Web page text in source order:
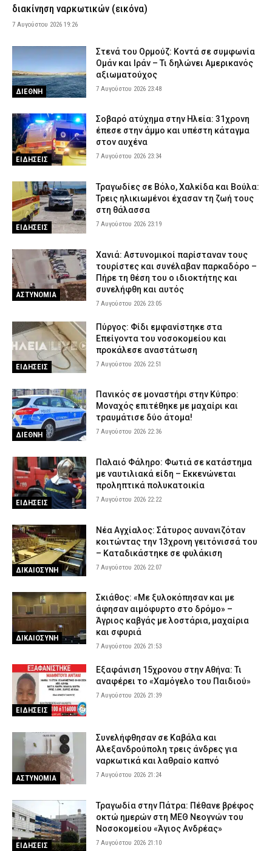
Θεσσαλονίκη: Πρώην συνδικαλιστής της ΕΛ.ΑΣ. συνελήφθη για
ρευματοκλοπή
Θεσσαλονίκη: Μεγάλη κινητοποίηση για φωτιά στο Μονοπήγαδο
– Επιχειρούν ισχυρές επίγειες και εναέριες δυνάμεις
ΕΙΔΗΣΕΙΣ 7 Αυγούστου 2026 17:00
Γρεβενά: Ο Σύλλογος Αλληλεγγύης και Εθελοντισμού «Ελπίδα»
προχώρησε σε δωρεά ειδών ιματισμού στο Αστυνομικό Τμήμα
ΣΩΜΑΤΑ ΑΣΦΑΛΕΙΑΣ 7 Αυγούστου 2026 16:48
Κορινθία: Μήνυμα του 112 για φωτιά στο Στεφάνι –
ΕΙΔΗΣΕΙΣ 7 Αυγούστου 2026 16:35
Πιερία: Συνελήφθησαν δύο άνδρες που διέρρηξαν ΙΧ και άρπαξαν
αντικείμενα αξίας άνω των 19.000 ευρώ
ΑΣΤΥΝΟΜΙΑ 7 Αυγούστου 2026 16:23
Πολύ υψηλός κίνδυνος πυρκαγιάς το Σάββατο – Ποιες περιοχές
τίθενται σε «Red Code»
ΕΙΔΗΣΕΙΣ 7 Αυγούστου 2026 16:10
διακίνηση ναρκωτικών (εικόνα)
7 Αυγούστου 2026 19:26
ΔΙΕΘΝΗ
Στενά του Ορμούζ: Κοντά σε συμφωνία
Ομάν και Ιράν – Τι δηλώνει Αμερικανός
αξιωματούχος
7 Αυγούστου 2026 23:48
ΕΙΔΗΣΕΙΣ
Σοβαρό ατύχημα στην Ηλεία: 31χρονη
έπεσε στην άμμο και υπέστη κάταγμα
στον αυχένα
7 Αυγούστου 2026 23:34
ΕΙΔΗΣΕΙΣ
Τραγωδίες σε Βόλο, Χαλκίδα και Βούλα:
Τρεις ηλικιωμένοι έχασαν τη ζωή τους
στη θάλασσα
7 Αυγούστου 2026 23:19
ΑΣΤΥΝΟΜΙΑ
Χανιά: Αστυνομικοί παρίσταναν τους
τουρίστες και συνέλαβαν παρκαδόρο –
Πήρε τη θέση του ο ιδιοκτήτης και
συνελήφθη και αυτός
7 Αυγούστου 2026 23:05
ΕΙΔΗΣΕΙΣ
Πύργος: Φίδι εμφανίστηκε στα
Επείγοντα του νοσοκομείου και
προκάλεσε αναστάτωση
7 Αυγούστου 2026 22:51
ΔΙΕΘΝΗ
Πανικός σε μοναστήρι στην Κύπρο:
Μοναχός επιτέθηκε με μαχαίρι και
τραυμάτισε δύο άτομα!
7 Αυγούστου 2026 22:36
ΕΙΔΗΣΕΙΣ
Παλαιό Φάληρο: Φωτιά σε κατάστημα
με ναυτιλιακά είδη – Εκκενώνεται
προληπτικά πολυκατοικία
7 Αυγούστου 2026 22:22
ΔΙΚΑΙΟΣΥΝΗ
Νέα Αγχίαλος: Σάτυρος αυνανιζόταν
κοιτώντας την 13χρονη γειτόνισσά του
– Καταδικάστηκε σε φυλάκιση
7 Αυγούστου 2026 22:07
ΔΙΚΑΙΟΣΥΝΗ
Σκιάθος: «Με ξυλοκόπησαν και με
άφησαν αιμόφυρτο στο δρόμο» –
Άγριος καβγάς με λοστάρια, μαχαίρια
και σφυριά
7 Αυγούστου 2026 21:53
ΕΙΔΗΣΕΙΣ
Εξαφάνιση 15χρονου στην Αθήνα: Τι
αναφέρει το «Χαμόγελο του Παιδιού»
7 Αυγούστου 2026 21:39
ΑΣΤΥΝΟΜΙΑ
Συνελήφθησαν σε Καβάλα και
Αλεξανδρούπολη τρεις άνδρες για
ναρκωτικά και λαθραίο καπνό
7 Αυγούστου 2026 21:24
ΕΙΔΗΣΕΙΣ
Τραγωδία στην Πάτρα: Πέθανε βρέφος
οκτώ ημερών στη ΜΕΘ Νεογνών του
Νοσοκομείου «Άγιος Ανδρέας»
7 Αυγούστου 2026 21:10